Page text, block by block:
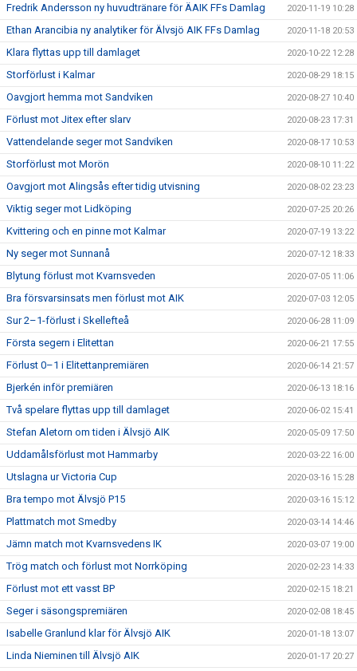
Fredrik Andersson ny huvudtränare för ÄAIK FFs Damlag 2020-11-19 10:28
Ethan Arancibia ny analytiker för Älvsjö AIK FFs Damlag 2020-11-18 20:53
Klara flyttas upp till damlaget 2020-10-22 12:28
Storförlust i Kalmar 2020-08-29 18:15
Oavgjort hemma mot Sandviken 2020-08-27 10:40
Förlust mot Jitex efter slarv 2020-08-23 17:31
Vattendelande seger mot Sandviken 2020-08-17 10:53
Storförlust mot Morön 2020-08-10 11:22
Oavgjort mot Alingsås efter tidig utvisning 2020-08-02 23:23
Viktig seger mot Lidköping 2020-07-25 20:26
Kvittering och en pinne mot Kalmar 2020-07-19 13:22
Ny seger mot Sunnanå 2020-07-12 18:33
Blytung förlust mot Kvarnsveden 2020-07-05 11:06
Bra försvarsinsats men förlust mot AIK 2020-07-03 12:05
Sur 2–1-förlust i Skellefteå 2020-06-28 11:09
Första segern i Elitettan 2020-06-21 17:55
Förlust 0–1 i Elitettanpremiären 2020-06-14 21:57
Bjerkén inför premiären 2020-06-13 18:16
Två spelare flyttas upp till damlaget 2020-06-02 15:41
Stefan Aletorn om tiden i Älvsjö AIK 2020-05-09 17:50
Uddamålsförlust mot Hammarby 2020-03-22 16:00
Utslagna ur Victoria Cup 2020-03-16 15:28
Bra tempo mot Älvsjö P15 2020-03-16 15:12
Plattmatch mot Smedby 2020-03-14 14:46
Jämn match mot Kvarnsvedens IK 2020-03-07 19:00
Trög match och förlust mot Norrköping 2020-02-23 14:33
Förlust mot ett vasst BP 2020-02-15 18:21
Seger i säsongspremiären 2020-02-08 18:45
Isabelle Granlund klar för Älvsjö AIK 2020-01-18 13:07
Linda Nieminen till Älvsjö AIK 2020-01-17 20:27